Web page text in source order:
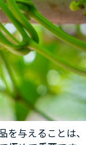
与えることは、